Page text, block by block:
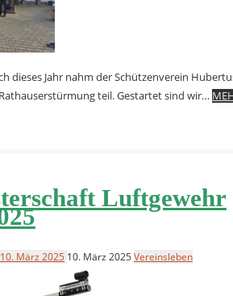
dieses Jahr nahm der Schützenverein
teil. Gestartet sind wir…
Luftgewehr
10. März 2025 10. März 2025Vereinsleben